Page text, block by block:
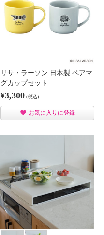
リサ・ラーソン 日本製 ペアマ
グカップセット
¥3,300 (税込)
お気に入りに登録